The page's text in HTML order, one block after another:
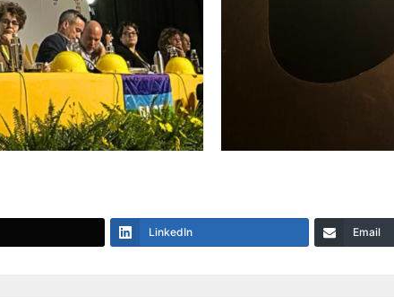
LinkedIn Email